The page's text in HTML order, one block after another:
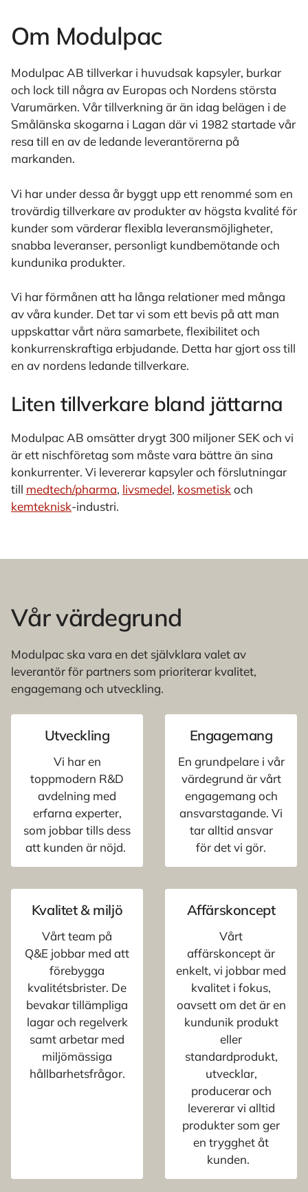
Om Modulpac
Modulpac AB tillverkar i huvudsak kapsyler, burkar
och lock till några av Europas och Nordens största
Varumärken. Vår tillverkning är än idag belägen i de
Smålänska skogarna i Lagan där vi 1982 startade vår
resa till en av de ledande leverantörerna på
markanden.
Vi har under dessa år byggt upp ett renommé som en
trovärdig tillverkare av produkter av högsta kvalité för
kunder som värderar flexibla leveransmöjligheter,
snabba leveranser, personligt kundbemötande och
kundunika produkter.
Vi har förmånen att ha långa relationer med många
av våra kunder. Det tar vi som ett bevis på att man
uppskattar vårt nära samarbete, flexibilitet och
konkurrenskraftiga erbjudande. Detta har gjort oss till
en av nordens ledande tillverkare.
Liten tillverkare bland jättarna
Modulpac AB omsätter drygt 300 miljoner SEK och vi
är ett nischföretag som måste vara bättre än sina
konkurrenter. Vi levererar kapsyler och förslutningar
till medtech/pharma, livsmedel, kosmetiskoch
kemteknisk-industri.
Vår värdegrund
Modulpac ska vara en det självklara valet av
leverantör för partners som prioriterar kvalitet,
engagemang och utveckling.
Utveckling
Vi har en
toppmodern R&D
avdelning med
erfarna experter,
som jobbar tills dess
att kunden är nöjd.
Engagemang
En grundpelare i vår
värdegrund är vårt
engagemang och
ansvarstagande. Vi
tar alltid ansvar
för det vi gör.
Kvalitet & miljö
Vårt team på
Q&E jobbar med att
förebygga
kvalitétsbrister. De
bevakar tillämpliga
lagar och regelverk
samt arbetar med
miljömässiga
hållbarhetsfrågor.
Affärskoncept
Vårt
affärskoncept är
enkelt, vi jobbar med
kvalitet i fokus,
oavsett om det är en
kundunik produkt
eller
standardprodukt,
utvecklar,
producerar och
levererar vi alltid
produkter som ger
en trygghet åt
kunden.